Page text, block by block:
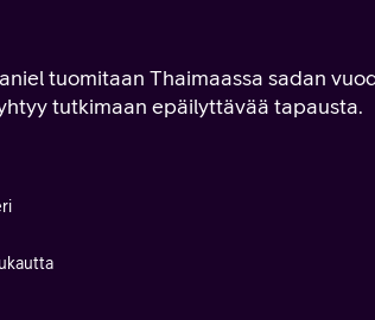
tuomitaan Thaimaassa sadan
tutkimaan epäilyttävää tapausta.